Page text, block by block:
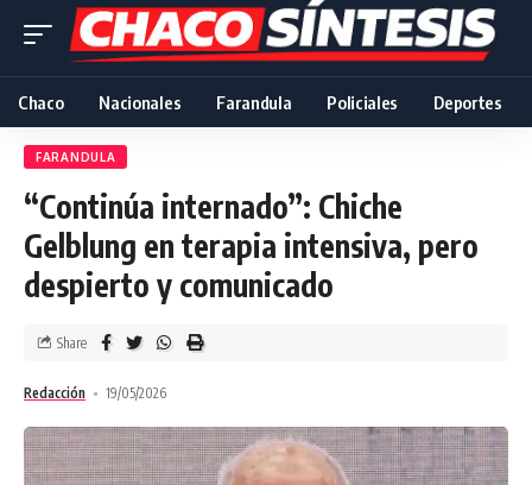
Chaco Nacionales Farandula Policiales Deportes
FARANDULA
“Continúa internado”: Chiche
Gelblung en terapia intensiva, pero
despierto y comunicado
Redacción 19/05/2026
Share